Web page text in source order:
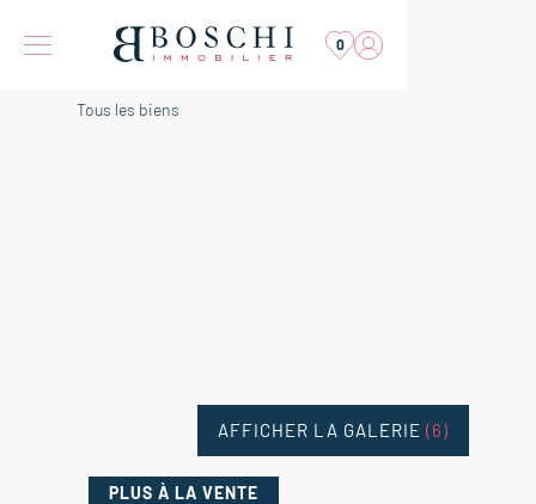
0
Tous les biens
PLUS À LA VENTE
AFFICHER LA GALERIE (6)